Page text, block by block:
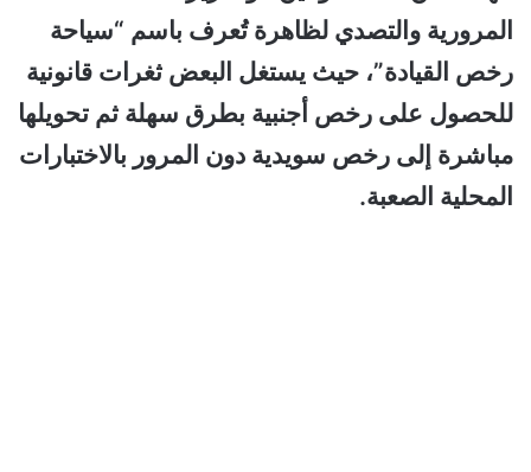
المرورية والتصدي لظاهرة تُعرف باسم “سياحة
رخص القيادة”، حيث يستغل البعض ثغرات قانونية
للحصول على رخص أجنبية بطرق سهلة ثم تحويلها
مباشرة إلى رخص سويدية دون المرور بالاختبارات
المحلية الصعبة.